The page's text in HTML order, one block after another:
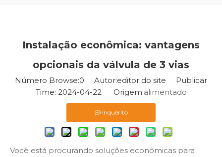
Instalação econômica: vantagens
opcionais da válvula de 3 vias
Número Browse:0 Autor:editor do site Publicar
Time: 2024-04-22 Origem:alimentado
Inquérito
Você está procurando soluções econômicas para